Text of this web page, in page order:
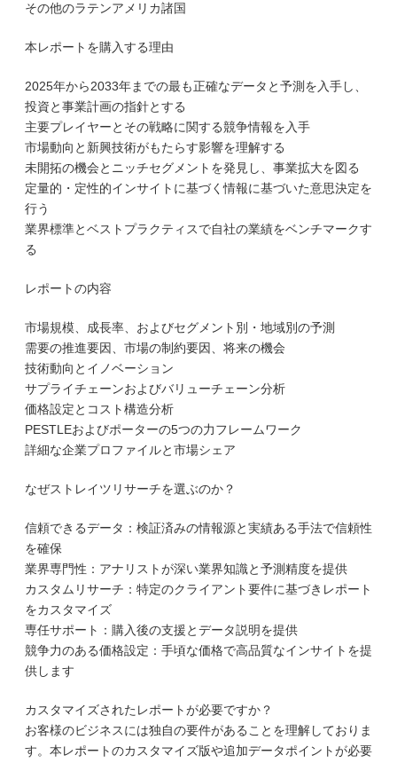
その他のラテンアメリカ諸国
本レポートを購入する理由
2025年から2033年までの最も正確なデータと予測を入手し、
投資と事業計画の指針とする
主要プレイヤーとその戦略に関する競争情報を入手
市場動向と新興技術がもたらす影響を理解する
未開拓の機会とニッチセグメントを発見し、事業拡大を図る
定量的・定性的インサイトに基づく情報に基づいた意思決定を
行う
業界標準とベストプラクティスで自社の業績をベンチマークす
る
レポートの内容
市場規模、成長率、およびセグメント別・地域別の予測
需要の推進要因、市場の制約要因、将来の機会
技術動向とイノベーション
サプライチェーンおよびバリューチェーン分析
価格設定とコスト構造分析
PESTLEおよびポーターの5つの力フレームワーク
詳細な企業プロファイルと市場シェア
なぜストレイツリサーチを選ぶのか？
信頼できるデータ：検証済みの情報源と実績ある手法で信頼性
を確保
業界専門性：アナリストが深い業界知識と予測精度を提供
カスタムリサーチ：特定のクライアント要件に基づきレポート
をカスタマイズ
専任サポート：購入後の支援とデータ説明を提供
競争力のある価格設定：手頃な価格で高品質なインサイトを提
供します
カスタマイズされたレポートが必要ですか？
お客様のビジネスには独自の要件があることを理解しておりま
す。本レポートのカスタマイズ版や追加データポイントが必要